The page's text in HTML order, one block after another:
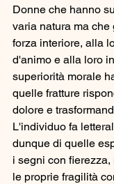
Donne che hanno
varia natura ma
forza interiore, alla
d'animo e alla loro
superiorità morale
quelle fratture
dolore e
L'individuo fa
dunque di quelle
i segni con
le proprie fragilità